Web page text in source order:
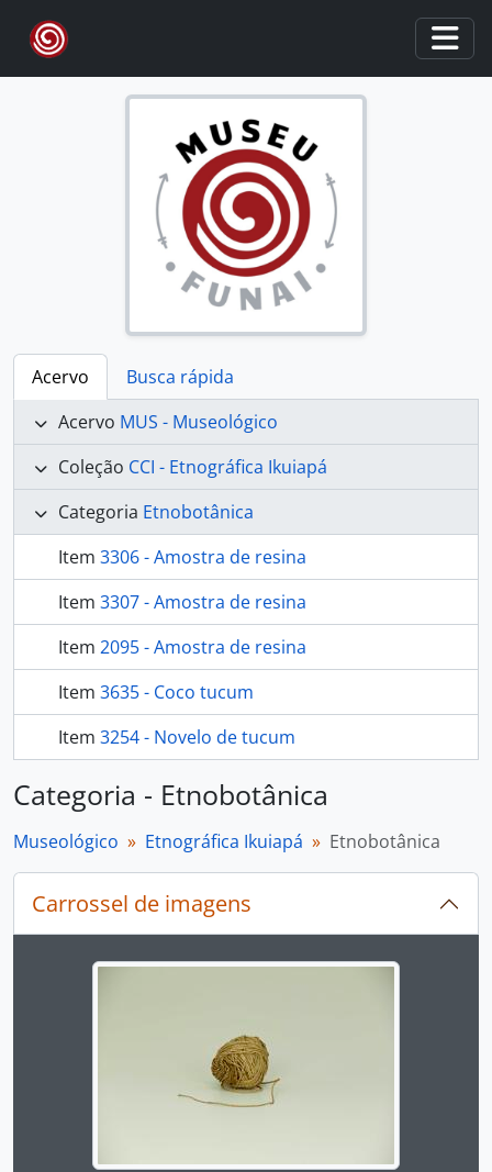
Skip to main content
Acervo
Busca rápida
Acervo MUS - Museológico
Coleção CCI - Etnográfica Ikuiapá
Categoria Etnobotânica
Item 3306 - Amostra de resina
Item 3307 - Amostra de resina
Item 2095 - Amostra de resina
Item 3635 - Coco tucum
Item 3254 - Novelo de tucum
Categoria - Etnobotânica
Museológico Etnográfica Ikuiapá Etnobotânica
Carrossel de imagens
Ao alterar o slide atual deste carrossel, o título